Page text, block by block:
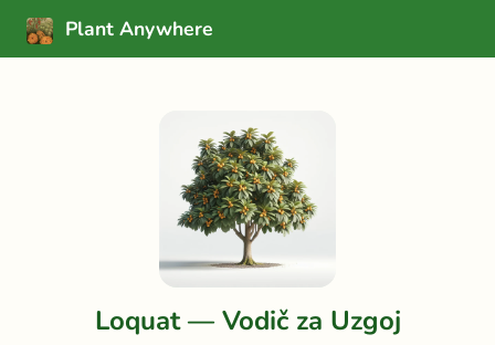
Plant Anywhere
Loquat — Vodič za Uzgoj